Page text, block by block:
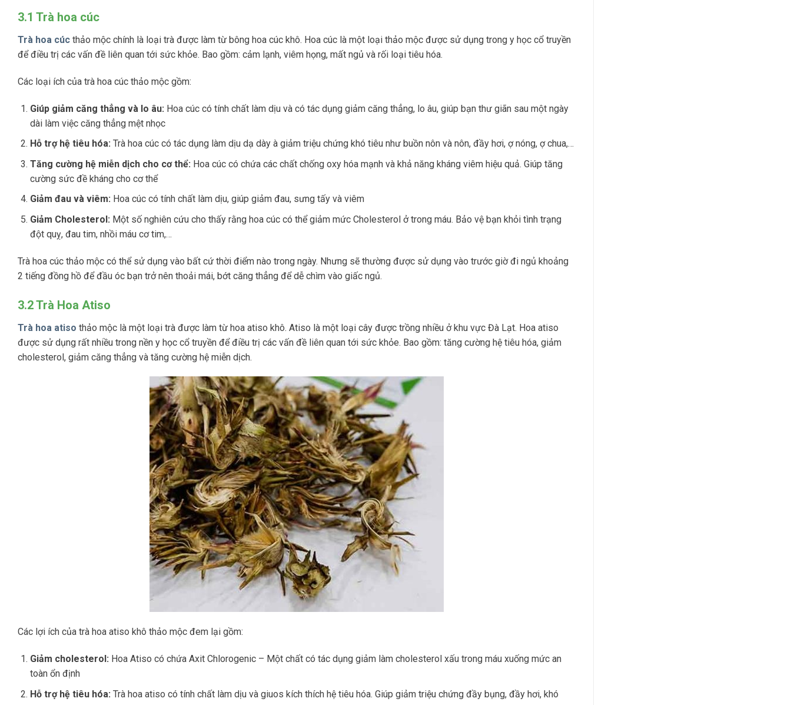
3.1 Trà hoa cúc
Trà hoa cúc thảo mộc chính là loại trà được làm từ bông hoa cúc khô. Hoa cúc là một loại thảo mộc được sử dụng trong y học cổ truyền
để điều trị các vấn đề liên quan tới sức khỏe. Bao gồm: cảm lạnh, viêm họng, mất ngủ và rối loại tiêu hóa.
Các loại ích của trà hoa cúc thảo mộc gồm:
Giúp giảm căng thẳng và lo âu: Hoa cúc có tính chất làm dịu và có tác dụng giảm căng thẳng, lo âu, giúp bạn thư giãn sau một ngày
dài làm việc căng thẳng mệt nhọc
Hỗ trợ hệ tiêu hóa: Trà hoa cúc có tác dụng làm dịu dạ dày à giảm triệu chứng khó tiêu như buồn nôn và nôn, đầy hơi, ợ nóng, ợ chua,…
Tăng cường hệ miễn dịch cho cơ thể: Hoa cúc có chứa các chất chống oxy hóa mạnh và khả năng kháng viêm hiệu quả. Giúp tăng
cường sức đề kháng cho cơ thể
Giảm đau và viêm: Hoa cúc có tính chất làm dịu, giúp giảm đau, sưng tấy và viêm
Giảm Cholesterol: Một số nghiên cứu cho thấy rằng hoa cúc có thể giảm mức Cholesterol ở trong máu. Bảo vệ bạn khỏi tình trạng
đột quỵ, đau tim, nhồi máu cơ tim,…
Trà hoa cúc thảo mộc có thể sử dụng vào bất cứ thời điểm nào trong ngày. Nhưng sẽ thường được sử dụng vào trước giờ đi ngủ khoảng
2 tiếng đồng hồ để đầu óc bạn trở nên thoải mái, bớt căng thẳng để dễ chìm vào giấc ngủ.
3.2 Trà Hoa Atiso
Trà hoa atiso thảo mộc là một loại trà được làm từ hoa atiso khô. Atiso là một loại cây được trồng nhiều ở khu vực Đà Lạt. Hoa atiso
được sử dụng rất nhiều trong nền y học cổ truyền để điều trị các vấn đề liên quan tới sức khỏe. Bao gồm: tăng cường hệ tiêu hóa, giảm
cholesterol, giảm căng thẳng và tăng cường hệ miễn dịch.
Các lợi ích của trà hoa atiso khô thảo mộc đem lại gồm:
Giảm cholesterol: Hoa Atiso có chứa Axit Chlorogenic – Một chất có tác dụng giảm làm cholesterol xấu trong máu xuống mức an
toàn ổn định
Hỗ trợ hệ tiêu hóa: Trà hoa atiso có tính chất làm dịu và giuos kích thích hệ tiêu hóa. Giúp giảm triệu chứng đầy bụng, đầy hơi, khó